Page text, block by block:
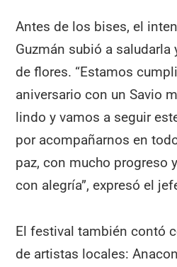
Antes de los bises, el
Guzmán subió a saludarla
de flores. “Estamos
aniversario con un Savio
lindo y vamos a seguir
por acompañarnos en
paz, con mucho progreso
con alegría”, expresó el
El festival también contó
de artistas locales: